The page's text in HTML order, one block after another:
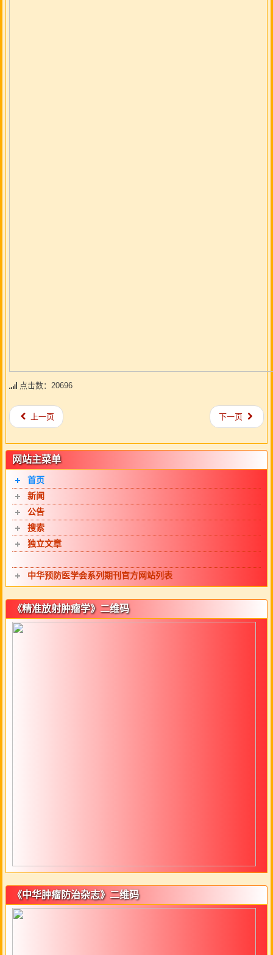
点击数：20696
上一页 下一页
网站主菜单
首页
新闻
公告
搜索
独立文章
中华预防医学会系列期刊官方网站列表
《精准放射肿瘤学》二维码
《中华肿瘤防治杂志》二维码